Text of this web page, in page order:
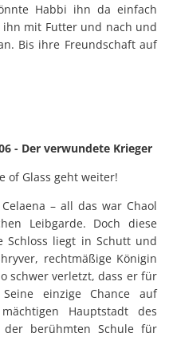
Habbi ihn da einfach
ihn mit Futter und nach und
Bis ihre Freundschaft auf
- Der verwundete Krieger
of Glass geht weiter!
– all das war Chaol
Leibgarde. Doch diese
Schloss liegt in Schutt und
rechtmäßige Königin
schwer verletzt, dass er für
einzige Chance auf
Hauptstadt des
berühmten Schule für